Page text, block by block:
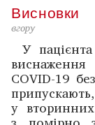
Висновки
вгору
У
COVID-19
у